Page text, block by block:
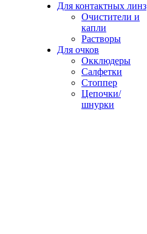
Для контактных линз
Очистители и
капли
Растворы
Для очков
Окклюдеры
Салфетки
Стоппер
Цепочки/
шнурки